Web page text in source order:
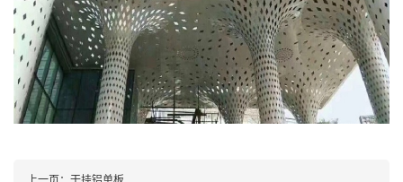
上一页： 干挂铝单板